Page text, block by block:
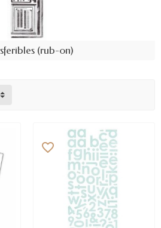
(rub-on)
favorite_border